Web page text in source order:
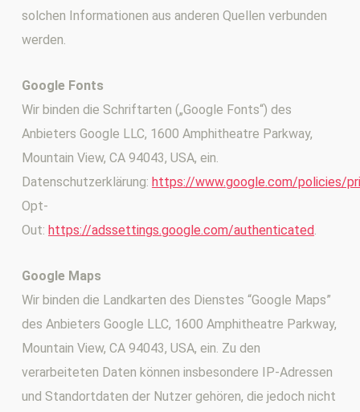
solchen Informationen aus anderen Quellen verbunden
werden.
Google Fonts
Wir binden die Schriftarten („Google Fonts“) des
Anbieters Google LLC, 1600 Amphitheatre Parkway,
Mountain View, CA 94043, USA, ein.
Datenschutzerklärung: https://www.google.com/policies/
Opt-
Out: https://adssettings.google.com/authenticated.
Google Maps
Wir binden die Landkarten des Dienstes “Google Maps”
des Anbieters Google LLC, 1600 Amphitheatre Parkway,
Mountain View, CA 94043, USA, ein. Zu den
verarbeiteten Daten können insbesondere IP-Adressen
und Standortdaten der Nutzer gehören, die jedoch nicht